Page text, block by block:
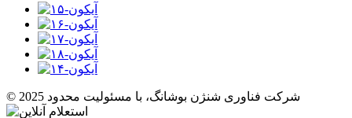
© 2025 شرکت فناوری شنژن بوشانگ، با مسئولیت محدود